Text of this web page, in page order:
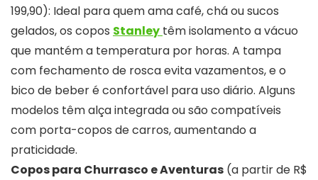
199,90): Ideal para quem ama café, chá ou sucos
gelados, os copos Stanley têm isolamento a vácuo
que mantém a temperatura por horas. A tampa
com fechamento de rosca evita vazamentos, e o
bico de beber é confortável para uso diário. Alguns
modelos têm alça integrada ou são compatíveis
com porta-copos de carros, aumentando a
praticidade.
Copos para Churrasco e Aventuras (a partir de R$